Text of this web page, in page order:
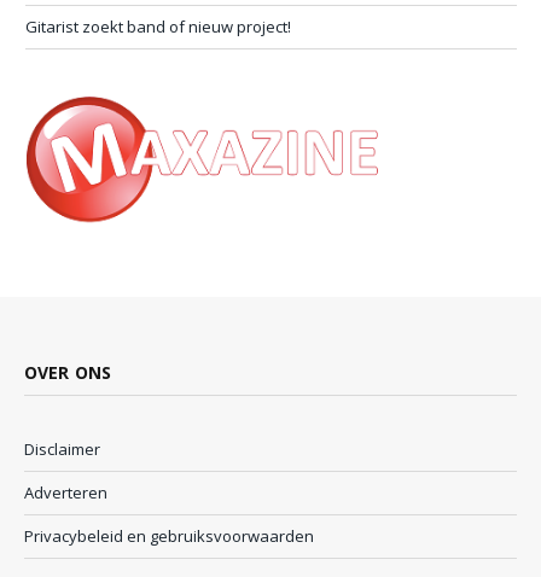
Gitarist zoekt band of nieuw project!
OVER ONS
Disclaimer
Adverteren
Privacybeleid en gebruiksvoorwaarden